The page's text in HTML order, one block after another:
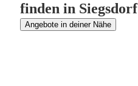
finden in Siegsdorf
Angebote in deiner Nähe